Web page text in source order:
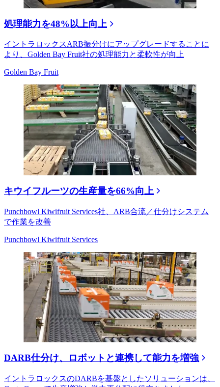
処理能力を48%以上向上
イントラロックスARB振分けにアップグレードすることに
より、Golden Bay Fruit社の処理能力と柔軟性が向上
Golden Bay Fruit
キウイフルーツの生産量を66%向上
Punchbowl Kiwifruit Services社、ARB合流／仕分けシステム
で作業を改善
Punchbowl Kiwifruit Services
DARB仕分け、ロボットと連携して能力を増強
イントラロックスのDARBを基盤としたソリューションは、